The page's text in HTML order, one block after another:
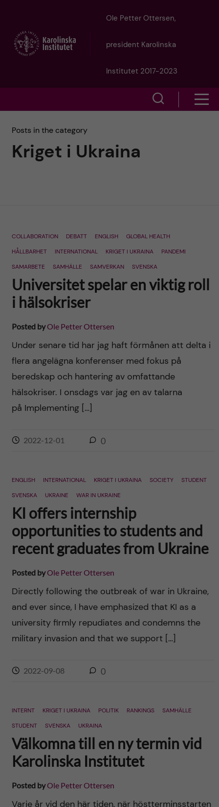
t
m
Ole Petter Ottersen,
president Karolinska
Institutet 2017-2023
c
f
l
d
Posts in the category
Kriget i Ukraina
COLLABORATION DEBATT ENGLISH
GLOBAL HEALTH
HÅLLBARHET
INTERNATIONAL KRIGET I UKRAINA
PANDEMI
SAMARBETE
SAMHÄLLE SAMVERKAN SVENSKA
Universitet spelar en viktig roll
i hälsokriser
Posted byOle Petter Ottersen
Under senare tid har jag haft förmånen att delta i
flera angelägna konferenser med fokus på
beredskap och hantering av omfattande
hälsokriser. I onsdags var jag en av talarna
på Implementing […]
2022-12-01 0
ENGLISH INTERNATIONAL KRIGET I UKRAINA SOCIETY
STUDENT
SVENSKA
UKRAINE WAR IN UKRAINE
KI offers internship
opportunities to students and
recent graduates from Ukraine
Posted byOle Petter Ottersen
Directly following the outbreak of war in Ukraine,
and ever since, I have emphasized that KI as a
university firmly repudiates and condemns the
military invasion and that we support […]
2022-09-08 0
INTERNT KRIGET I UKRAINA POLITIK RANKINGS
SAMHÄLLE
STUDENT
SVENSKA UKRAINA
Välkomna till en ny termin vid
Karolinska Institutet
Posted byOle Petter Ottersen
Varje år vid den här tiden, när höstterminsstarten